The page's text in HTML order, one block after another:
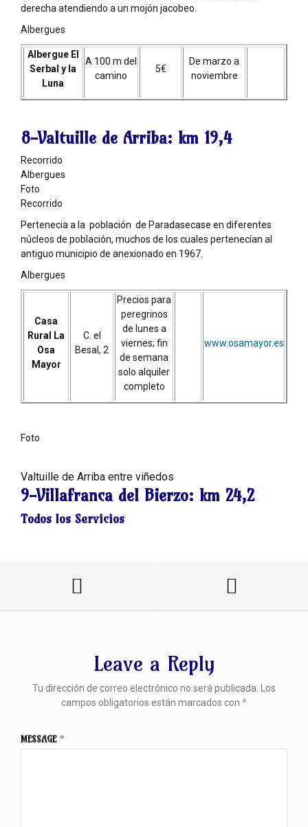
derecha atendiendo a un mojón jacobeo.
Albergues
Albergue El
Serbal y la
Luna
A 100 m del
camino
5€
De marzo a
noviembre
8-Valtuille de Arriba: km 19,4
Recorrido
Albergues
Foto
Recorrido
Pertenecia a la población de Paradasecase en diferentes
núcleos de población, muchos de los cuales pertenecían al
antiguo municipio de anexionado en 1967.
Albergues
Casa
Rural La
Osa
Mayor
C. el
Besal, 2
Precios para
peregrinos
de lunes a
viernes; fin
de semana
solo alquiler
completo
www.osamayor.es
Foto
Valtuille de Arriba entre viñedos
9-Villafranca del Bierzo: km 24,2
Todos los Servicios
Leave a Reply
Tu dirección de correo electrónico no será publicada. Los
campos obligatorios están marcados con *
MESSAGE *